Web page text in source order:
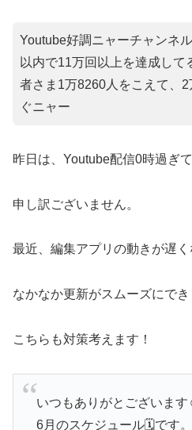
Youtube好調ニャーチャンネ
以内で11万回以上を達成して
者さま1万8260人をこえて、2
ぐニャー
昨日は、Youtube配信0時過ぎ
申し訳ございません。
最近、編集アプリの動きが遅
なかなか更新がスムーズにでき
こちらも対策考えます！
いつもありがとございま
6月のスケジュール🗓️です。